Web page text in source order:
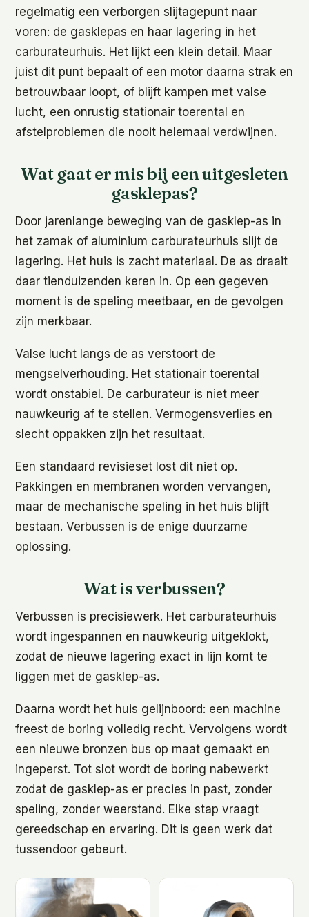
regelmatig een verborgen slijtagepunt naar
voren: de gasklepas en haar lagering in het
carburateurhuis. Het lijkt een klein detail. Maar
juist dit punt bepaalt of een motor daarna strak en
betrouwbaar loopt, of blijft kampen met valse
lucht, een onrustig stationair toerental en
afstelproblemen die nooit helemaal verdwijnen.
Wat gaat er mis bij een uitgesleten
gasklepas?
Door jarenlange beweging van de gasklep-as in
het zamak of aluminium carburateurhuis slijt de
lagering. Het huis is zacht materiaal. De as draait
daar tienduizenden keren in. Op een gegeven
moment is de speling meetbaar, en de gevolgen
zijn merkbaar.
Valse lucht langs de as verstoort de
mengselverhouding. Het stationair toerental
wordt onstabiel. De carburateur is niet meer
nauwkeurig af te stellen. Vermogensverlies en
slecht oppakken zijn het resultaat.
Een standaard revisieset lost dit niet op.
Pakkingen en membranen worden vervangen,
maar de mechanische speling in het huis blijft
bestaan. Verbussen is de enige duurzame
oplossing.
Wat is verbussen?
Verbussen is precisiewerk. Het carburateurhuis
wordt ingespannen en nauwkeurig uitgeklokt,
zodat de nieuwe lagering exact in lijn komt te
liggen met de gasklep-as.
Daarna wordt het huis gelijnboord: een machine
freest de boring volledig recht. Vervolgens wordt
een nieuwe bronzen bus op maat gemaakt en
ingeperst. Tot slot wordt de boring nabewerkt
zodat de gasklep-as er precies in past, zonder
speling, zonder weerstand. Elke stap vraagt
gereedschap en ervaring. Dit is geen werk dat
tussendoor gebeurt.